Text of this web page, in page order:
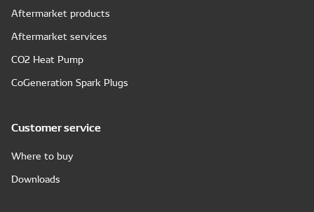
Aftermarket products
Aftermarket services
CO2 Heat Pump
CoGeneration Spark Plugs
Customer service
Where to buy
Downloads